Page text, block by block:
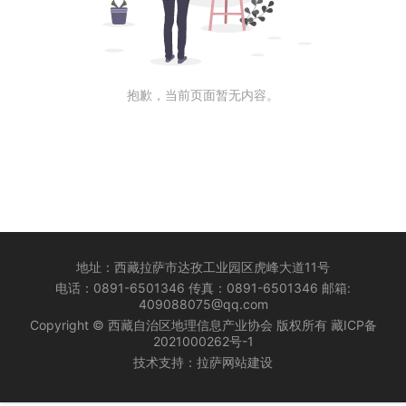
抱歉，当前页面暂无内容。
地址：西藏拉萨市达孜工业园区虎峰大道11号
电话：0891-6501346 传真：0891-6501346 邮箱:
409088075@qq.com
Copyright © 西藏自治区地理信息产业协会 版权所有 藏ICP备
2021000262号-1
技术支持： 拉萨网站建设